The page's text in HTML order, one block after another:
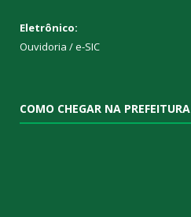
Eletrônico:
Ouvidoria /e-SIC
COMO CHEGAR NA PREFEITURA